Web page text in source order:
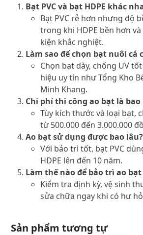
Bạt PVC và bạt HDPE khác
Bạt PVC rẻ hơn nhưng độ
trong khi HDPE bền hơn
kiện khắc nghiệt.
Làm sao để chọn bạt nuôi cá
Chọn bạt dày, chống UV
hiệu uy tín như Tổng Kho
Minh Khang.
Chi phí thi công ao bạt là bao
Tùy kích thước và loại bạt,
từ 500.000 đến 3.000.000
Ao bạt sử dụng được bao lâu?
Với bảo trì tốt, bạt PVC
HDPE lên đến 10 năm.
Làm thế nào để bảo trì ao
Kiểm tra định kỳ, vệ sinh
sửa chữa ngay khi có hư
Sản phẩm tương tự